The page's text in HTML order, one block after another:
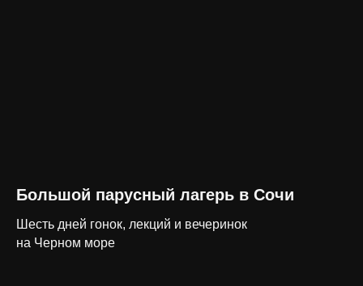
Большой парусный лагерь в Сочи
Шесть дней гонок, лекций и вечеринок
на Черном море